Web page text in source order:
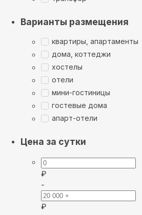
Варианты размещения
квартиры, апартаменты
дома, коттеджи
хостелы
отели
мини-гостиницы
гостевые дома
апарт-отели
Цена за сутки
₽
-
₽